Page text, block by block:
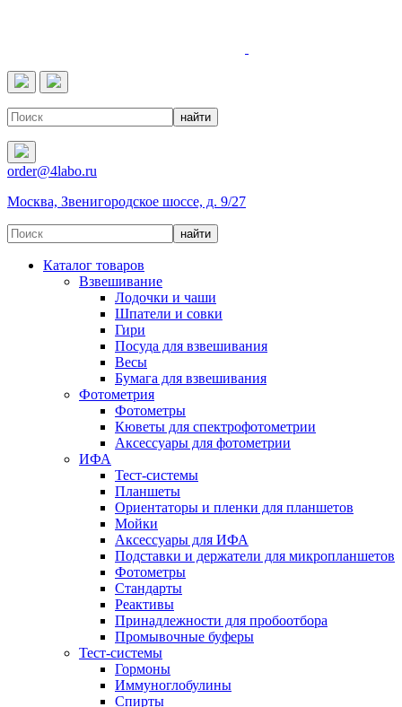
order@4labo.ru
Москва, Звенигородское шоссе, д. 9/27
Каталог товаров
Взвешивание
Лодочки и чаши
Шпатели и совки
Гири
Посуда для взвешивания
Весы
Бумага для взвешивания
Фотометрия
Фотометры
Кюветы для спектрофотометрии
Аксессуары для фотометрии
ИФА
Тест-системы
Планшеты
Ориентаторы и пленки для планшетов
Мойки
Аксессуары для ИФА
Подставки и держатели для микропланшетов
Фотометры
Стандарты
Реактивы
Принадлежности для пробоотбора
Промывочные буферы
Тест-системы
Гормоны
Иммуноглобулины
Спирты